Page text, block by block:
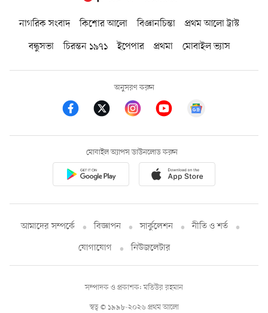
নাগরিক সংবাদ কিশোর আলো বিজ্ঞানচিন্তা
প্রথম আলো ট্রাস্ট
বন্ধুসভা
চিরন্তন ১৯৭১ ইপেপার প্রথমা মোবাইল ভ্যাস
অনুসরণ করুন
মোবাইল অ্যাপস ডাউনলোড করুন
আমাদের সম্পর্কে বিজ্ঞাপন সার্কুলেশন
নীতি ও শর্ত
যোগাযোগ
নিউজলেটার
স্বত্ব © ১৯৯৮-২০২৬ প্রথম আলো
সম্পাদক ও প্রকাশক: মতিউর রহমান